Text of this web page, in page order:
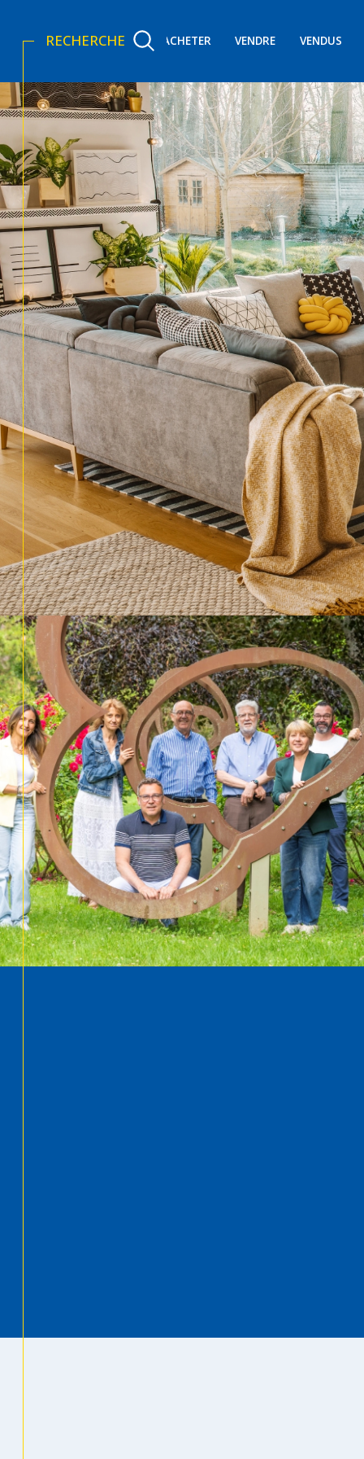
ACHETER VENDRE VENDUS
RECHERCHE
Acheter
de l'ancien de
TYPE DE BIEN